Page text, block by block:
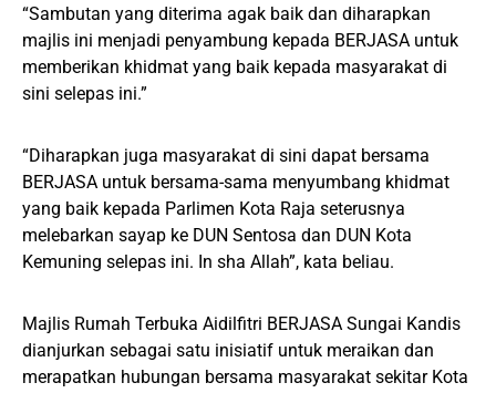
“Sambutan yang diterima agak baik dan diharapkan
majlis ini menjadi penyambung kepada BERJASA untuk
memberikan khidmat yang baik kepada masyarakat di
sini selepas ini.”
“Diharapkan juga masyarakat di sini dapat bersama
BERJASA untuk bersama-sama menyumbang khidmat
yang baik kepada Parlimen Kota Raja seterusnya
melebarkan sayap ke DUN Sentosa dan DUN Kota
Kemuning selepas ini. In sha Allah”, kata beliau.
Majlis Rumah Terbuka Aidilfitri BERJASA Sungai Kandis
dianjurkan sebagai satu inisiatif untuk meraikan dan
merapatkan hubungan bersama masyarakat sekitar Kota